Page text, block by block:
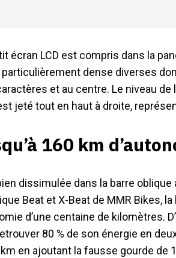
écran LCD est compris dans la
dense diverses
et au centre. Le niveau
jeté tout en haut à droite,
160 km
dissimulée dans la barre
Beat et X-Beat de MMR Bikes,
d’une centaine de kilomètres.
80 % de son énergie en
en ajoutant la fausse gourde de